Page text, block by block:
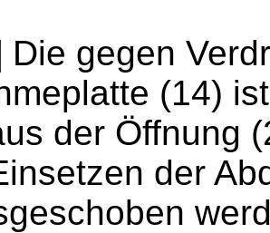
Die gegen
(14)
der Öffnung
der